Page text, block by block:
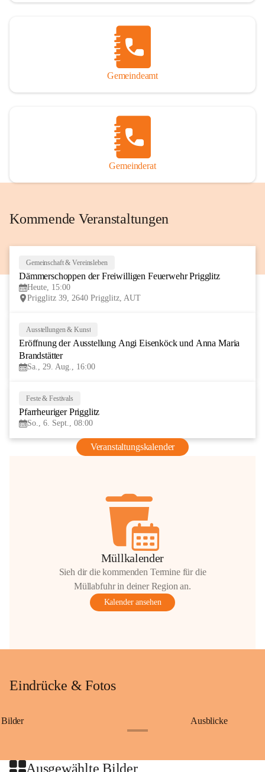
Gemeindeamt
Gemeinderat
Kommende Veranstaltungen
Gemeinschaft & Vereinsleben
Dämmerschoppen der Freiwilligen Feuerwehr Prigglitz
Heute, 15:00
Prigglitz 39, 2640 Prigglitz, AUT
AUG
Ausstellungen & Kunst
Eröffnung der Ausstellung Angi Eisenköck und Anna Maria
Brandstätter
Sa., 29. Aug., 16:00
Feste & Festivals
Pfarrheuriger Prigglitz
So., 6. Sept., 08:00
Veranstaltungskalender
Müllkalender
Sieh dir die kommenden Termine für die
Müllabfuhr in deiner Region an.
Kalender ansehen
Eindrücke & Fotos
Bilder Ausblicke
Ausgewählte Bilder